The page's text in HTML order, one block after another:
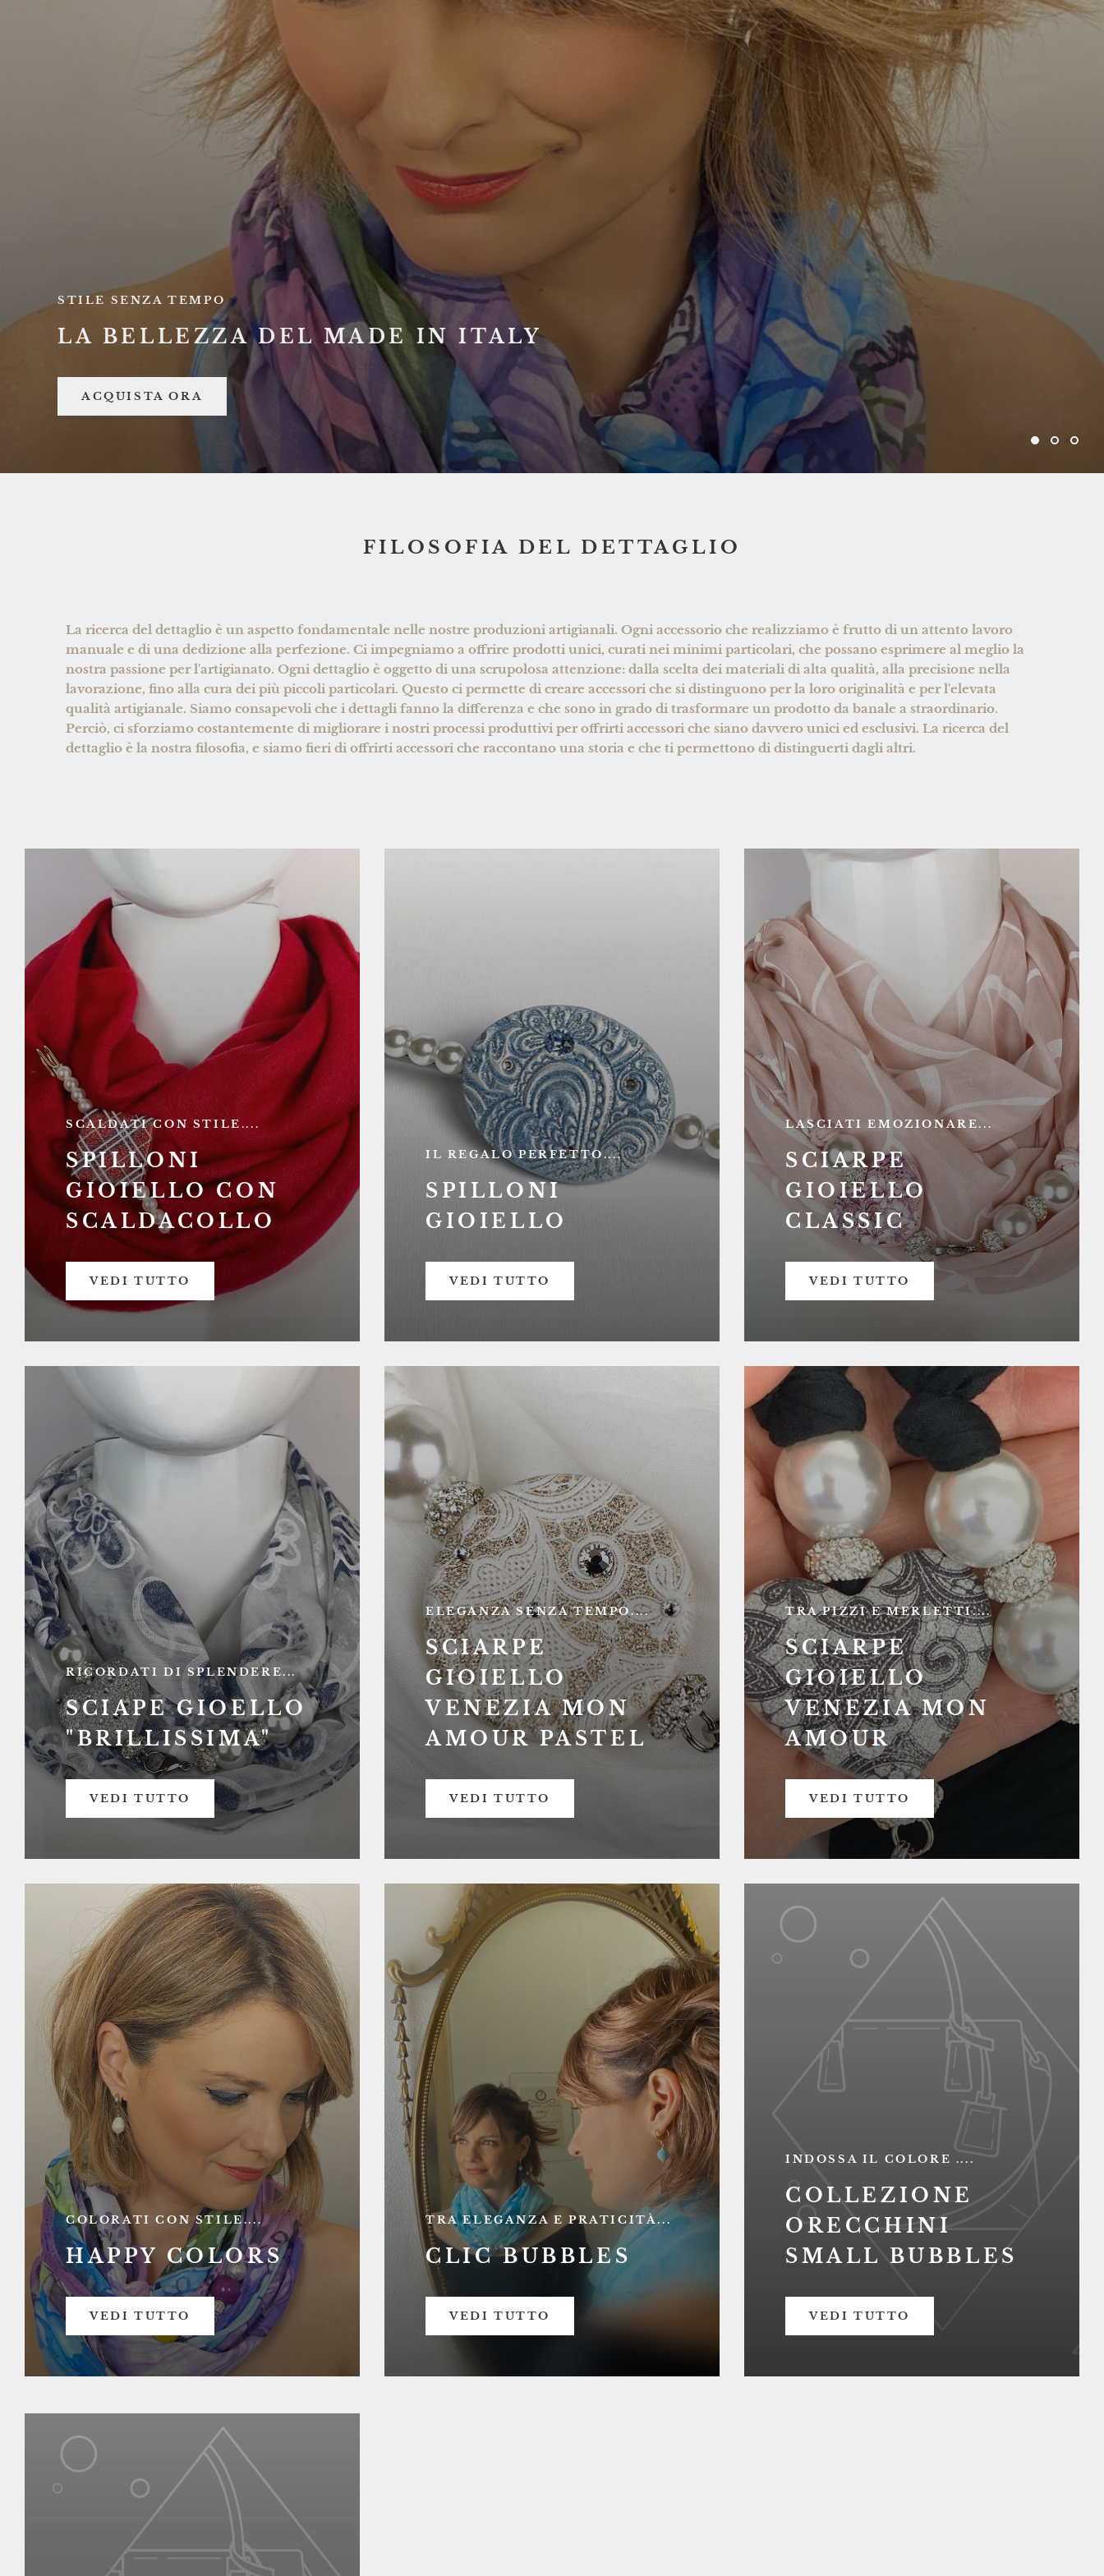
FILOSOFIA DEL DETTAGLIO
La ricerca del dettaglio è un aspetto fondamentale nelle nostre produzioni artigianali. Ogni accessorio che realizziamo è frutto di un attento lavoro
manuale e di una dedizione alla perfezione. Ci impegniamo a offrire prodotti unici, curati nei minimi particolari, che possano esprimere al meglio la
nostra passione per l'artigianato. Ogni dettaglio è oggetto di una scrupolosa attenzione: dalla scelta dei materiali di alta qualità, alla precisione nella
lavorazione, fino alla cura dei più piccoli particolari. Questo ci permette di creare accessori che si distinguono per la loro originalità e per l'elevata
qualità artigianale. Siamo consapevoli che i dettagli fanno la differenza e che sono in grado di trasformare un prodotto da banale a straordinario.
Perciò, ci sforziamo costantemente di migliorare i nostri processi produttivi per offrirti accessori che siano davvero unici ed esclusivi. La ricerca del
dettaglio è la nostra filosofia, e siamo fieri di offrirti accessori che raccontano una storia e che ti permettono di distinguerti dagli altri.
SCALDATI CON STILE....
SPILLONI
GIOIELLO CON
SCALDACOLLO
VEDI TUTTO
IL REGALO PERFETTO....
SPILLONI
GIOIELLO
VEDI TUTTO
LASCIATI EMOZIONARE...
SCIARPE
GIOIELLO
CLASSIC
VEDI TUTTO
RICORDATI DI SPLENDERE...
SCIAPE GIOELLO
"BRILLISSIMA"
VEDI TUTTO
ELEGANZA SENZA TEMPO....
SCIARPE
GIOIELLO
VENEZIA MON
AMOUR PASTEL
VEDI TUTTO
TRA PIZZI E MERLETTI....
SCIARPE
GIOIELLO
VENEZIA MON
AMOUR
VEDI TUTTO
COLORATI CON STILE....
HAPPY COLORS
VEDI TUTTO
TRA ELEGANZA E PRATICITÀ...
CLIC BUBBLES
VEDI TUTTO
INDOSSA IL COLORE ....
COLLEZIONE
ORECCHINI
SMALL BUBBLES
VEDI TUTTO